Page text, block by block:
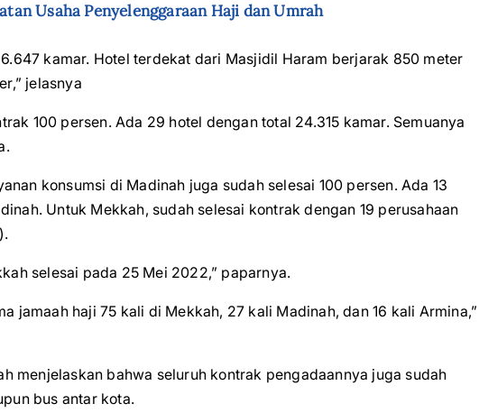
Usaha Penyelenggaraan Haji dan Umrah
kamar. Hotel terdekat dari Masjidil Haram berjarak 850 meter
jelasnya
100 persen. Ada 29 hotel dengan total 24.315 kamar. Semuanya
konsumsi di Madinah juga sudah selesai 100 persen. Ada 13
Untuk Mekkah, sudah selesai kontrak dengan 19 perusahaan
selesai pada 25 Mei 2022,” paparnya.
jamaah haji 75 kali di Mekkah, 27 kali Madinah, dan 16 kali Armina,”
menjelaskan bahwa seluruh kontrak pengadaannya juga sudah
bus antar kota.